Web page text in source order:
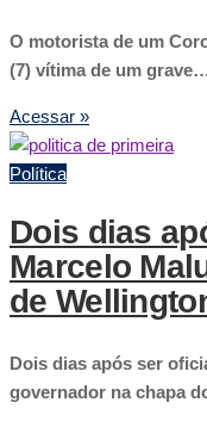
O motorista de um
(7) vítima de um
Acessar »
Política
Dois dias
Marcelo
de
Dois dias após ser
governador na chapa